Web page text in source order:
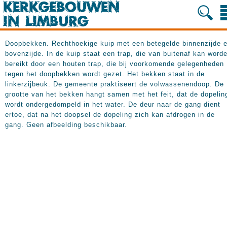
Doopbekken. Rechthoekige kuip met een betegelde binnenzijde
bovenzijde. In de kuip staat een trap, die van buitenaf kan
bereikt door een houten trap, die bij voorkomende gelegenheden
tegen het doopbekken wordt gezet. Het bekken staat in de
linkerzijbeuk. De gemeente praktiseert de volwassenendoop. De
grootte van het bekken hangt samen met het feit, dat de
wordt ondergedompeld in het water. De deur naar de gang dient
ertoe, dat na het doopsel de dopeling zich kan afdrogen in de
gang. Geen afbeelding beschikbaar.